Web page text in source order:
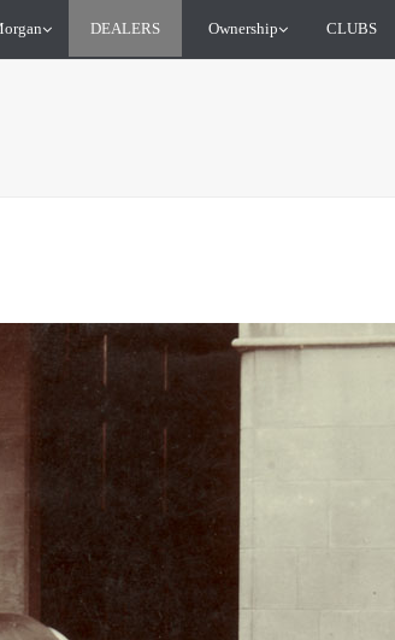
DEALERS Ownership CLUBS